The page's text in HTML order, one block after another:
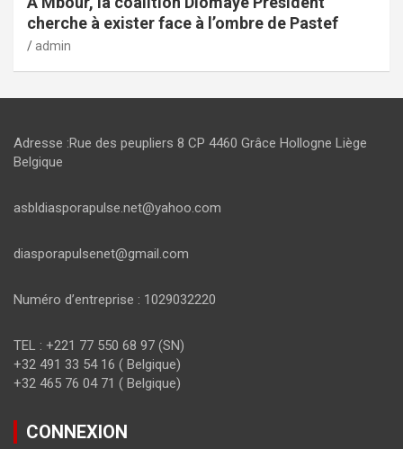
cherche à exister face à l’ombre de Pastef
admin
Adresse :Rue des peupliers 8 CP 4460 Grâce Hollogne Liège
Belgique
asbldiasporapulse.net@yahoo.com
diasporapulsenet@gmail.com
Numéro d’entreprise : 1029032220
TEL : +221 77 550 68 97 (SN)
+32 491 33 54 16 ( Belgique)
+32 465 76 04 71 ( Belgique)
CONNEXION